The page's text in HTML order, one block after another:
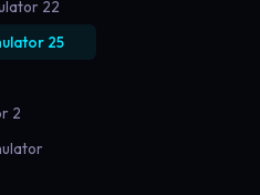
22
25
2